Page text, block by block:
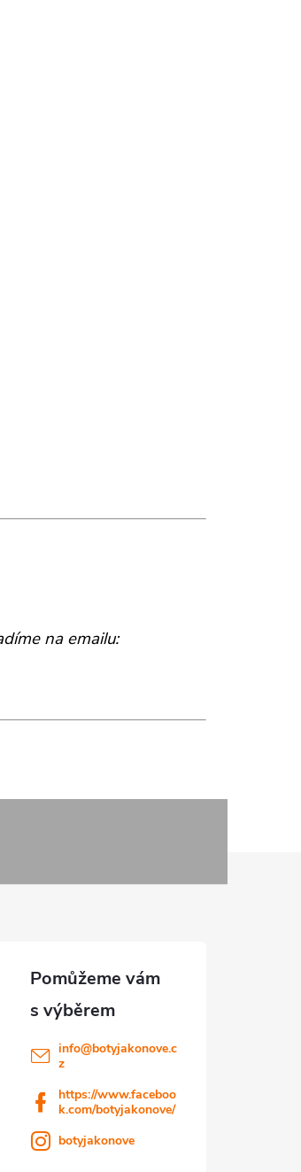
na emailu:
info@botyjakonove.c
z
https://www.faceboo
k.com/botyjakonove/
botyjakonove